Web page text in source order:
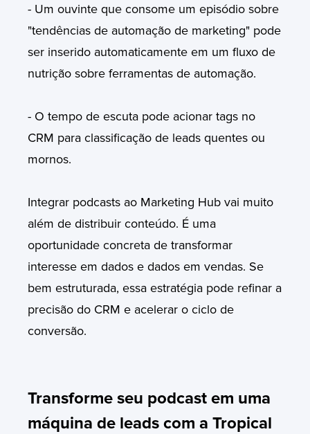
- Um ouvinte que consome um episódio sobre
"tendências de automação de marketing" pode
ser inserido automaticamente em um fluxo de
nutrição sobre ferramentas de automação.
- O tempo de escuta pode acionar tags no
CRM para classificação de leads quentes ou
mornos.
Integrar podcasts ao Marketing Hub vai muito
além de distribuir conteúdo. É uma
oportunidade concreta de transformar
interesse em dados e dados em vendas. Se
bem estruturada, essa estratégia pode refinar a
precisão do CRM e acelerar o ciclo de
conversão.
Transforme seu podcast em uma
máquina de leads com a Tropical